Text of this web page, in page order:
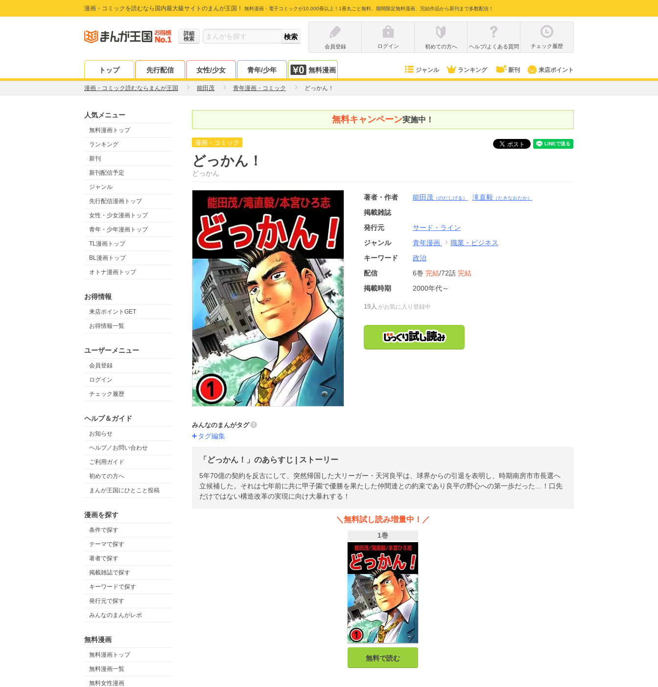
漫画・コミックを読むなら国内最大級サイトのまんが王国！ 無料漫画・電子コミックが10,000冊以上！1冊丸ごと無料、期間限定無料漫画、完結作品から新刊まで多数配信！
詳細
検索
会員登録
ログイン 初めての方へ ヘルプ/よくある質問 チェック履歴
トップ 先行配信 女性/少女 青年/少年 無料漫画 ジャンル ランキング 新刊 来店ポイント
漫画・コミック読むならまんが王国 能田茂 青年漫画・コミック どっかん！
人気メニュー
無料漫画トップ
ランキング
新刊
新刊配信予定
ジャンル
先行配信漫画トップ
女性・少女漫画トップ
青年・少年漫画トップ
TL漫画トップ
BL漫画トップ
オトナ漫画トップ
お得情報
来店ポイントGET
お得情報一覧
ユーザーメニュー
会員登録
ログイン
チェック履歴
ヘルプ＆ガイド
お知らせ
ヘルプ／お問い合わせ
ご利用ガイド
初めての方へ
まんが王国にひとこと投稿
漫画を探す
条件で探す
テーマで探す
著者で探す
掲載雑誌で探す
キーワードで探す
発行元で探す
みんなのまんがレポ
無料漫画
無料漫画トップ
無料漫画一覧
無料女性漫画
無料キャンペーン実施中！
漫画・コミック
どっかん！
どっかん
著者・作者 能田茂 （のだしげる） 滝直毅 （たきなおたか）
掲載雑誌
発行元
サード・ライン
ジャンル
青年漫画
職業・ビジネス
キーワード
政治
配信
6巻 完結/72話 完結
掲載時期
2000年代～
19人 がお気に入り登録中
みんなのまんがタグ
タグ編集
「どっかん！」のあらすじ | ストーリー
5年70億の契約を反古にして、突然帰国した大リーガー・天河良平は、球界からの引退を表明し、時期南房市市長選へ
立候補した。それは七年前に共に甲子園で優勝を果たした仲間達との約束であり良平の野心への第一歩だった…！口先
だけではない構造改革の実現に向け大暴れする！
＼無料試し読み増量中！／
1巻
無料で読む